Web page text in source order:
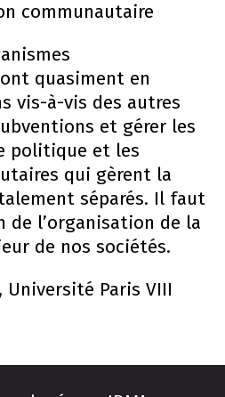
communautaire
quasiment en
vis-à-vis des autres
et gérer les
politique et les
qui gèrent la
séparés. Il faut
de l’organisation de la
de nos sociétés.
Université Paris VIII